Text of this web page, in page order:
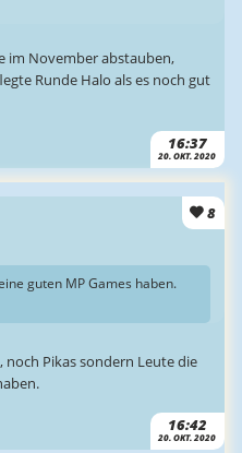
16:37
20. OKT. 2020
im November abstauben,
Runde Halo als es noch gut
8
16:42
20. OKT. 2020
guten MP Games haben.
noch Pikas sondern Leute die